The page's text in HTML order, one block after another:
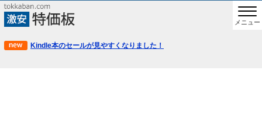
メニュー
Kindle本のセールが見やすくなりました！